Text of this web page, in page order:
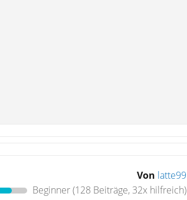
Von latte99
Beginner(128 Beiträge, 32x hilfreich)